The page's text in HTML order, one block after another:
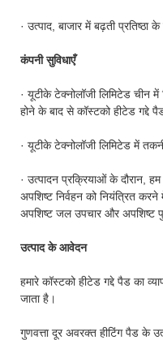
· उत्पाद, बाजार में बढ़ती
कंपनी सुविधाएँ
· यूटीके टेक्नोलॉजी लिमिटेड चीन
होने के बाद से कॉस्टको हीटेड गद्दे
· यूटीके टेक्नोलॉजी लिमिटेड में
· उत्पादन प्रक्रियाओं के दौरान,
अपशिष्ट निर्वहन को नियंत्रित
अपशिष्ट जल उपचार और अपशिष्ट
उत्पाद के आवेदन
हमारे कॉस्टको हीटेड गद्दे पैड का
जाता है।
गुणवत्ता दूर अवरक्त हीटिंग पैड के